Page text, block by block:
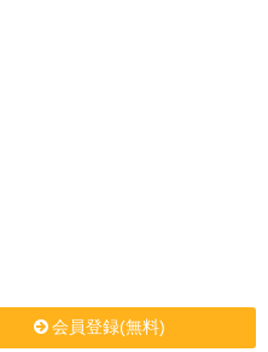
会員登録(無料)